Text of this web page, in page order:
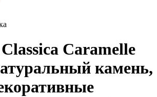
Caramelle
камень,